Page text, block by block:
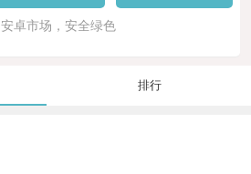
安卓市场，安全绿色
排行